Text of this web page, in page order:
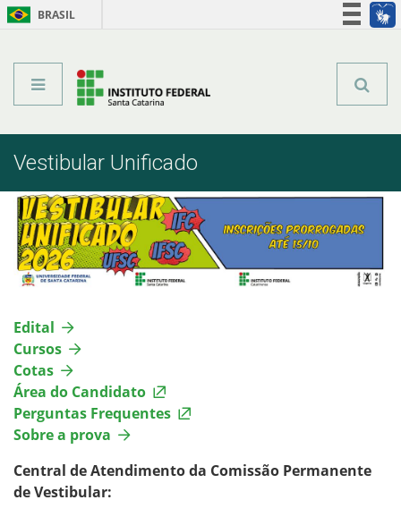
BRASIL
Vestibular Unificado
Edital
Cursos
Cotas
Área do Candidato
Perguntas Frequentes
Sobre a prova
Central de Atendimento da Comissão Permanente
de Vestibular: